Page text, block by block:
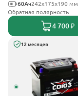
242x175x190 мм
60Ач
Обратная полярность
4 700 ₽
12 месяцев